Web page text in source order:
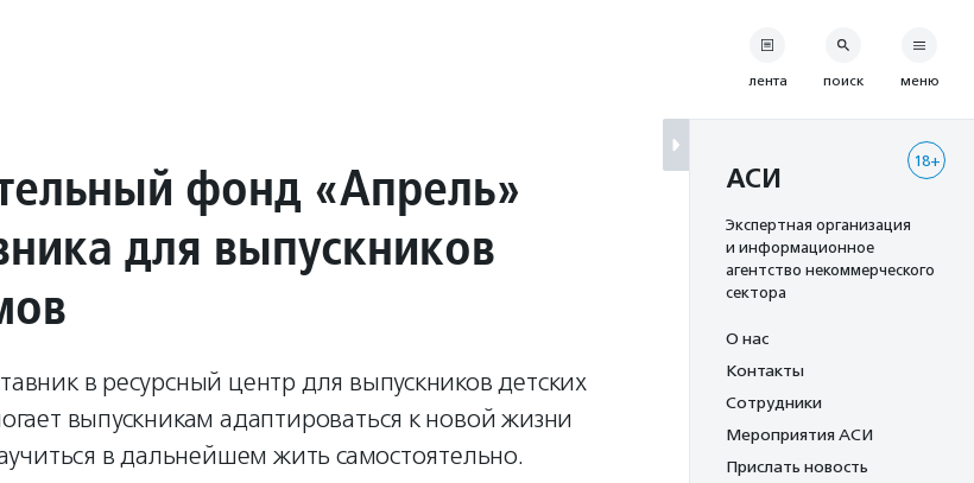
фонд «Апрель»
для выпускников
в ресурсный центр для выпускников детских
выпускникам адаптироваться к новой жизни
в дальнейшем жить самостоятельно.
лента поиск меню
18+
АСИ
Экспертная организация
и информационное
агентство некоммерческого
сектора
О нас
Контакты
Сотрудники
Мероприятия АСИ
Прислать новость